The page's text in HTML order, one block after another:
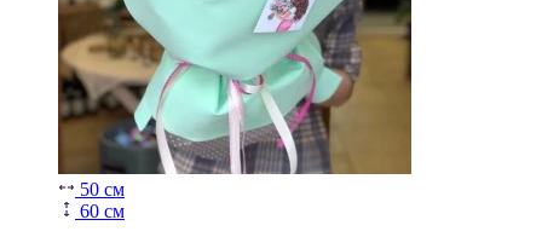
50 см
60 см